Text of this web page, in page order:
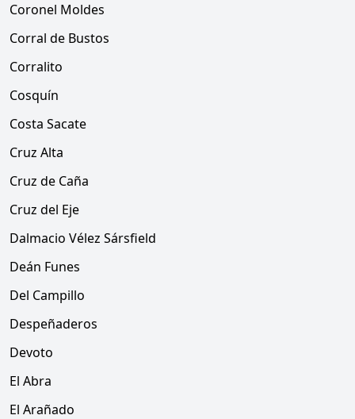
Coronel Moldes
Corral de Bustos
Corralito
Cosquín
Costa Sacate
Cruz Alta
Cruz de Caña
Cruz del Eje
Dalmacio Vélez Sársfield
Deán Funes
Del Campillo
Despeñaderos
Devoto
El Abra
El Arañado